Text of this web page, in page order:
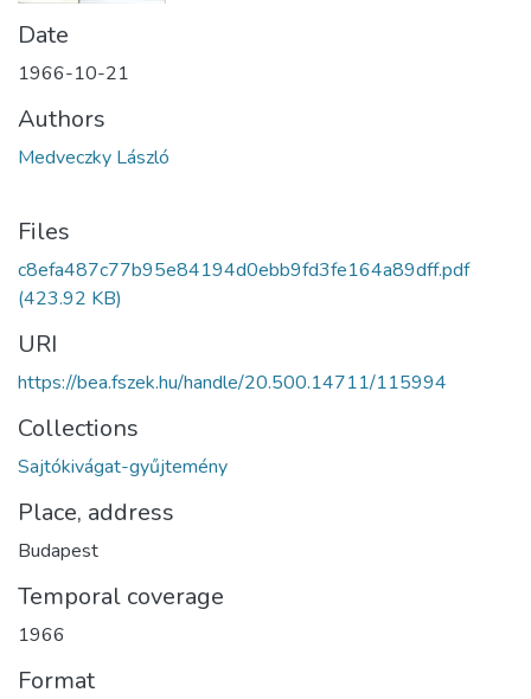
Date
1966-10-21
Authors
Medveczky László
Files
c8efa487c77b95e84194d0ebb9fd3fe164a89dff.pdf
(423.92 KB)
URI
https://bea.fszek.hu/handle/20.500.14711/115994
Collections
Sajtókivágat-gyűjtemény
Place, address
Budapest
Temporal coverage
1966
Format